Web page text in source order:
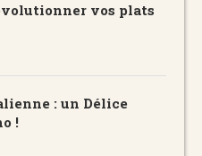
vos plats
: un Délice
!